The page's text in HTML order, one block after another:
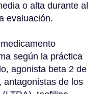
o alta durante al
evaluación.
según la práctica
agonista beta 2 de
antagonistas de los